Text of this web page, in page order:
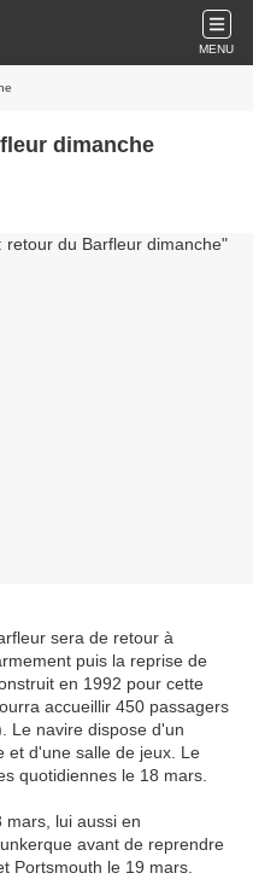
MENU
dimanche
sera de retour à
puis la reprise de
en 1992 pour cette
accueillir 450 passagers
Le navire dispose d'un
et d'une salle de jeux. Le
quotidiennes le 18 mars.
mars, lui aussi en
avant de reprendre
Portsmouth le 19 mars.